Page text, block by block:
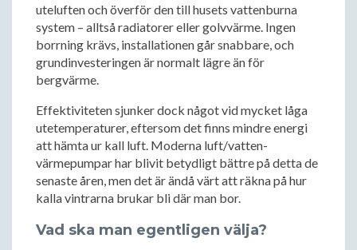
uteluften och överför den till husets vattenburna
system – alltså radiatorer eller golvvärme. Ingen
borrning krävs, installationen går snabbare, och
grundinvesteringen är normalt lägre än för
bergvärme.
Effektiviteten sjunker dock något vid mycket låga
utetemperaturer, eftersom det finns mindre energi
att hämta ur kall luft. Moderna luft/vatten-
värmepumpar har blivit betydligt bättre på detta de
senaste åren, men det är ändå värt att räkna på hur
kalla vintrarna brukar bli där man bor.
Vad ska man egentligen välja?